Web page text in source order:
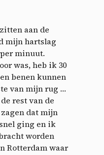
aan de
mijn hartslag
minuut.
was, heb ik 30
benen kunnen
van mijn rug …
rest van de
dat mijn
ging en ik
worden
Rotterdam waar